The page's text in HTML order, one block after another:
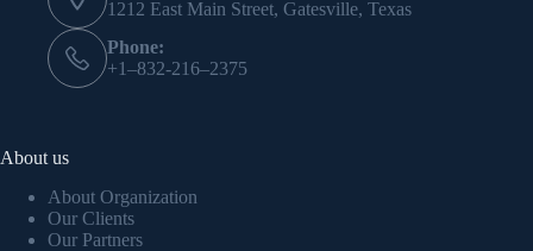
1212 East Main Street, Gatesville, Texas
Phone:
+1–832-216–2375
About us
About Organization
Our Clients
Our Partners